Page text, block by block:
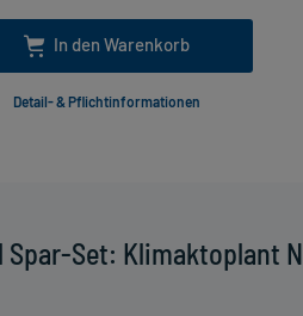
Set: Klimaktoplant N
In den Warenkorb
Detail- & Pflichtinformationen